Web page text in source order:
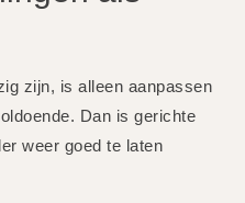
zijn, is alleen aanpassen
Dan is gerichte
weer goed te laten